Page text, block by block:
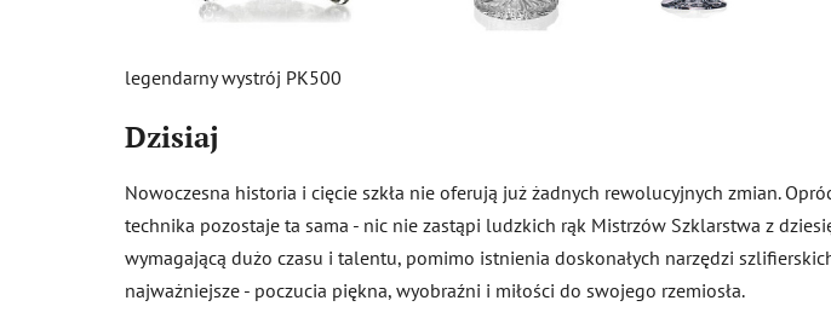
legendarny wystrój PK500
Dzisiaj
Nowoczesna historia i cięcie szkła nie oferują już żadnych rewolucyjnych zmian.
technika pozostaje ta sama - nic nie zastąpi ludzkich rąk Mistrzów Szklarstwa z
wymagającą dużo czasu i talentu, pomimo istnienia doskonałych narzędzi
najważniejsze - poczucia piękna, wyobraźni i miłości do swojego rzemiosła.